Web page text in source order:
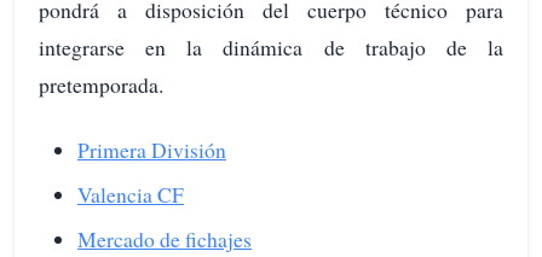
pondrá a disposición del cuerpo técnico para
integrarse en la dinámica de trabajo de la
pretemporada.
Primera División
Valencia CF
Mercado de fichajes